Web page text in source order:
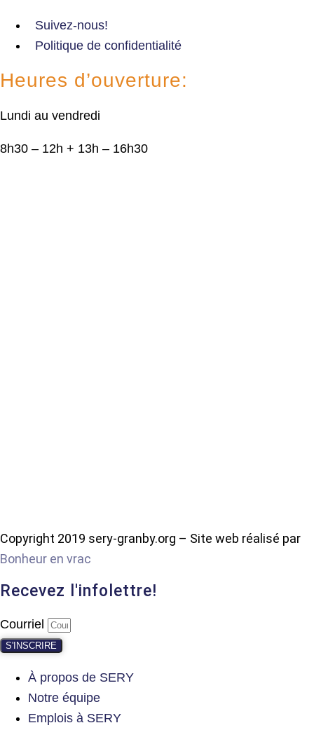
Suivez-nous!
Politique de confidentialité
Heures d’ouverture:
Lundi au vendredi
8h30 – 12h + 13h – 16h30
Copyright 2019 sery-granby.org – Site web réalisé par
Bonheur en vrac
Recevez l'infolettre!
Courriel
S'INSCRIRE
À propos de SERY
Notre équipe
Emplois à SERY